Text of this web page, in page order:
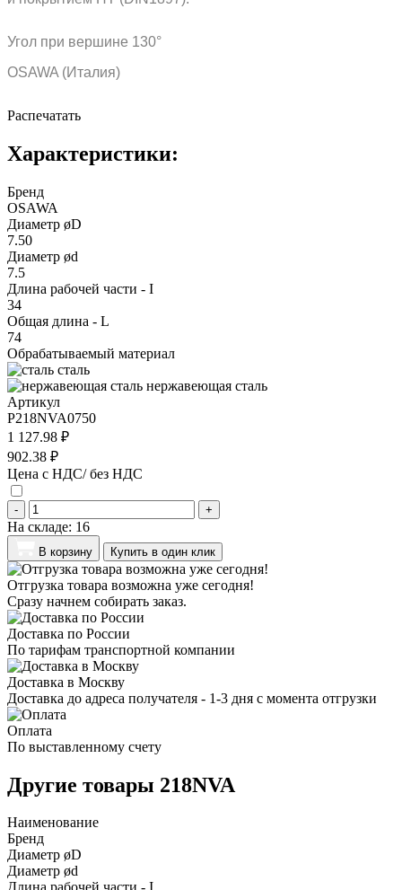
Угол при вершине 130°
OSAWA (Италия)
Распечатать
Характеристики:
Бренд
OSAWA
Диаметр øD
7.50
Диаметр ød
7.5
Длина рабочей части - I
34
Общая длина - L
74
Обрабатываемый материал
сталь
нержавеющая сталь
Артикул
P218NVA0750
1 127.98 ₽
902.38 ₽
Цена с НДС/ без НДС
- +
На складе: 16
В корзину Купить в один клик
Отгрузка товара возможна уже сегодня!
Сразу начнем собирать заказ.
Доставка по России
По тарифам транспортной компании
Доставка в Москву
Доставка до адреса получателя - 1-3 дня с момента отгрузки
Оплата
По выставленному счету
Другие товары 218NVA
Наименование
Бренд
Диаметр øD
Диаметр ød